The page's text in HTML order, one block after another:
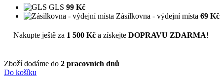
GLS 99 Kč
Zásilkovna - výdejní místa 69 Kč
Nakupte ještě za 1 500 Kč a získejte DOPRAVU ZDARMA!
Zboží dodáme do 2 pracovních dnů
Do košíku